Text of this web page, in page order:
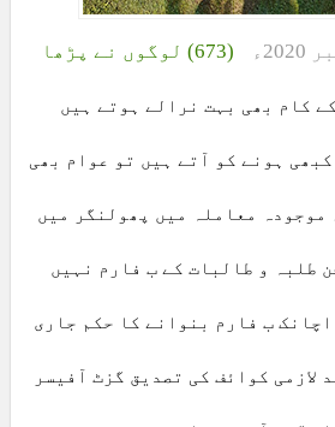
(673) لوگوں نے پڑھا
کام بھی بہت نرالے ہوتے ہیں
ہونے کو آتے ہیں تو عوام بھی
موجودہ معاملہ میں پھولنگر میں
طلبہ و طالبات کے ب فارم نہیں
ب فارم بنوانے کا حکم جاری
لازمی کوائف کی تصدیق گزٹ آفیسر